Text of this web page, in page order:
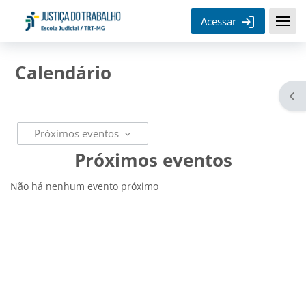
Acessar
Calendário
Próximos eventos
Próximos eventos
Não há nenhum evento próximo